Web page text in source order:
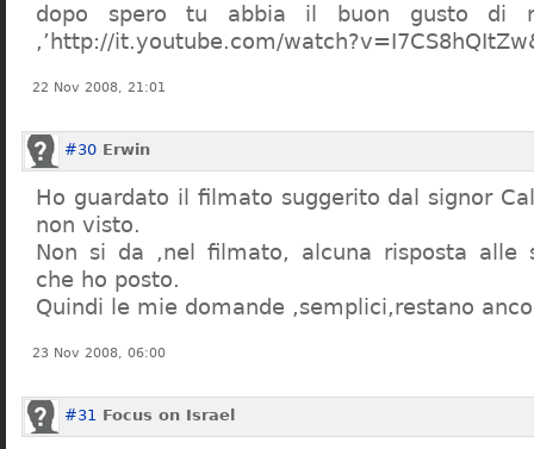
dopo spero tu abbia il buon gusto di
,’http://it.youtube.com/
22 Nov 2008, 21:01
#30 Erwin
Ho guardato il filmato suggerito dal signor
non visto.
Non si da ,nel filmato, alcuna risposta alle
che ho posto.
Quindi le mie domande ,semplici,restano
23 Nov 2008, 06:00
#31 Focus on Israel